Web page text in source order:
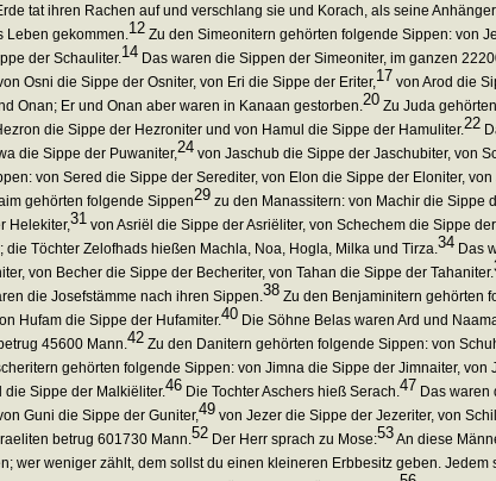
tat ihren Rachen auf und verschlang sie und Korach, als seine
gekommen. 12 Zu den Simeonitern gehörten folgende Sippen: von
der Schauliter. 14 Das waren die Sippen der Simeoniter, im ganzen
Osni die Sippe der Osniter, von Eri die Sippe der Eriter, 17 von Arod die
Onan; Er und Onan aber waren in Kanaan gestorben. 20 Zu Juda
die Sippe der Hezroniter und von Hamul die Sippe der Hamuliter. 22
die Sippe der Puwaniter, 24 von Jaschub die Sippe der Jaschubiter, von
von Sered die Sippe der Serediter, von Elon die Sippe der Eloniter,
gehörten folgende Sippen29 zu den Manassitern: von Machir die Sippe
Helekiter,31 von Asriël die Sippe der Asriëliter, von Schechem die Sippe
Töchter Zelofhads hießen Machla, Noa, Hogla, Milka und Tirza. 34 Das
von Becher die Sippe der Becheriter, von Tahan die Sippe der Tahaniter.
die Josefstämme nach ihren Sippen. 38 Zu den Benjaminitern gehörten
Hufam die Sippe der Hufamiter.40 Die Söhne Belas waren Ard und
45600 Mann. 42 Zu den Danitern gehörten folgende Sippen: von
gehörten folgende Sippen: von Jimna die Sippe der Jimnaiter,
Sippe der Malkiëliter.46 Die Tochter Aschers hieß Serach. 47 Das waren
Guni die Sippe der Guniter,49 von Jezer die Sippe der Jezeriter, von
betrug 601730 Mann. 52 Der Herr sprach zu Mose:53An diese
wer weniger zählt, dem sollst du einen kleineren Erbbesitz geben.